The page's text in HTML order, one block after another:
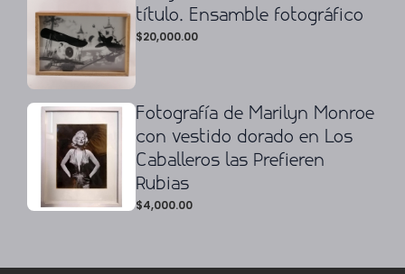
título. Ensamble fotográfico
$20,000.00
Fotografía de Marilyn Monroe
con vestido dorado en Los
Caballeros las Prefieren
Rubias
$4,000.00